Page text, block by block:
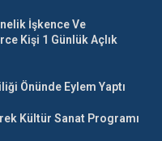
İşkence Ve
Kişi 1 Günlük Açlık
Önünde Eylem Yaptı
Kültür Sanat Programı